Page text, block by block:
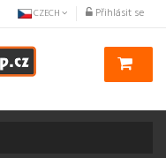
Přihlásit se
CZECH